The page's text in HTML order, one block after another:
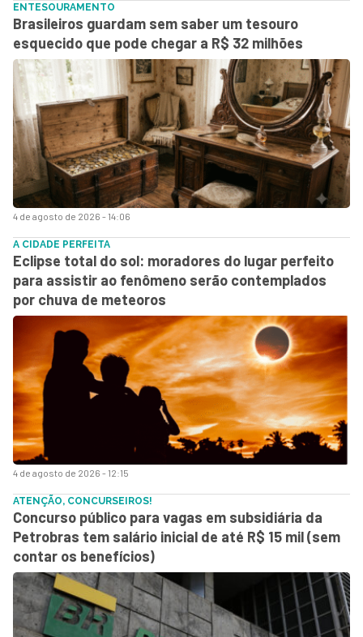
4 de agosto de 2026 - 14:06
ENTESOURAMENTO
Brasileiros guardam sem saber um tesouro
esquecido que pode chegar a R$ 32 milhões
4 de agosto de 2026 - 12:15
A CIDADE PERFEITA
Eclipse total do sol: moradores do lugar perfeito
para assistir ao fenômeno serão contemplados
por chuva de meteoros
ATENÇÃO, CONCURSEIROS!
Concurso público para vagas em subsidiária da
Petrobras tem salário inicial de até R$ 15 mil (sem
contar os benefícios)